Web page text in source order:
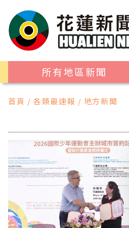
所有地區新聞
首頁 / 各類最速報 / 地方新聞